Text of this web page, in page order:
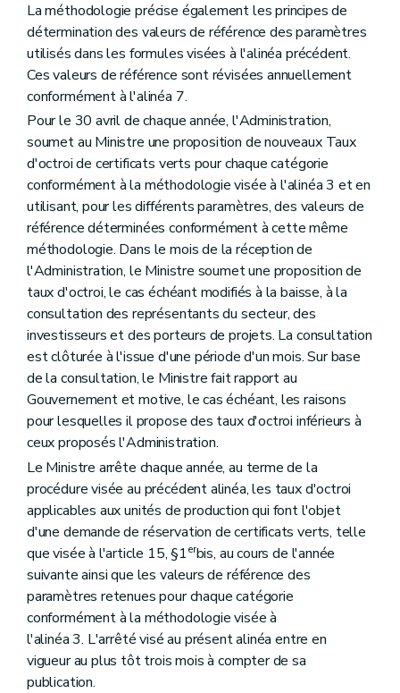
La méthodologie précise également les principes de
détermination des valeurs de référence des paramètres
utilisés dans les formules visées à l'alinéa précédent.
Ces valeurs de référence sont révisées annuellement
conformément à l'alinéa 7.
Pour le 30 avril de chaque année, l'Administration,
soumet au Ministre une proposition de nouveaux Taux
d'octroi de certificats verts pour chaque catégorie
conformément à la méthodologie visée à l'alinéa 3 et en
utilisant, pour les différents paramètres, des valeurs de
référence déterminées conformément à cette même
méthodologie. Dans le mois de la réception de
l'Administration, le Ministre soumet une proposition de
taux d'octroi, le cas échéant modifiés à la baisse, à la
consultation des représentants du secteur, des
investisseurs et des porteurs de projets. La consultation
est clôturée à l'issue d'une période d'un mois. Sur base
de la consultation, le Ministre fait rapport au
Gouvernement et motive, le cas échéant, les raisons
pour lesquelles il propose des taux d'octroi inférieurs à
ceux proposés l'Administration.
Le Ministre arrête chaque année, au terme de la
procédure visée au précédent alinéa, les taux d'octroi
applicables aux unités de production qui font l'objet
d'une demande de réservation de certificats verts, telle
que visée à l'article 15, §1erbis, au cours de l'année
suivante ainsi que les valeurs de référence des
paramètres retenues pour chaque catégorie
conformément à la méthodologie visée à
l'alinéa 3. L'arrêté visé au présent alinéa entre en
vigueur au plus tôt trois mois à compter de sa
publication.